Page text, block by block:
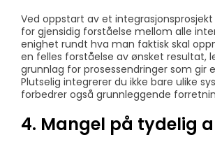
Ved oppstart av et
for gjensidig forståelse mellom alle
enighet rundt hva man faktisk skal
en felles forståelse av ønsket resultat,
grunnlag for prosessendringer som gir
Plutselig integrerer du ikke bare ulike
forbedrer også grunnleggende
4. Mangel på tydelig